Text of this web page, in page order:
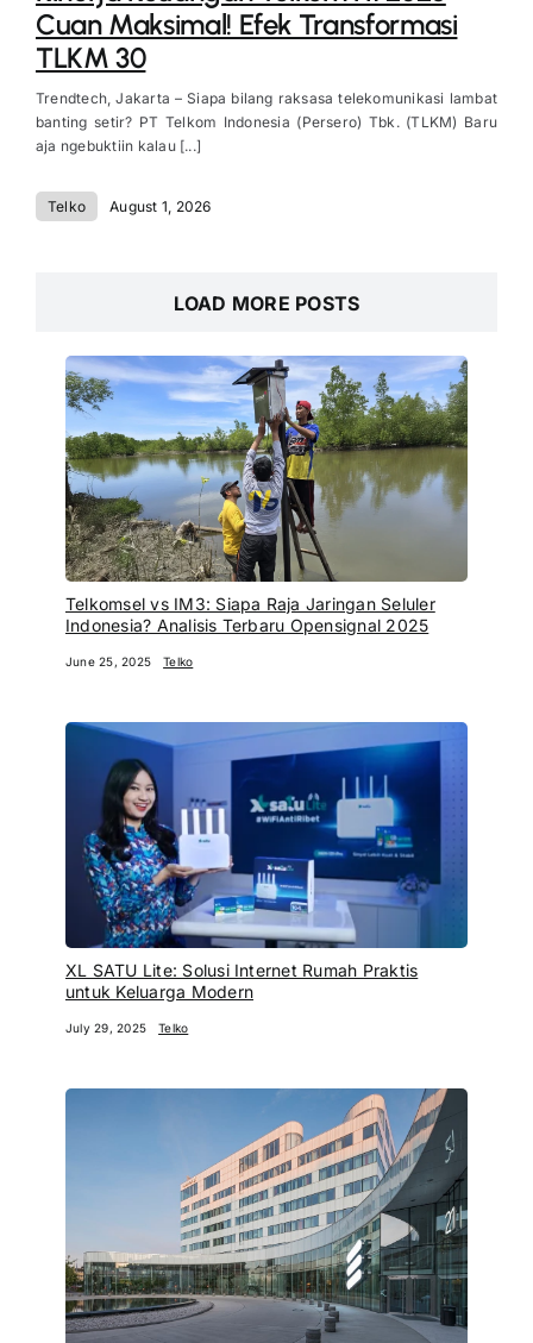
Cuan Maksimal! Efek Transformasi
TLKM 30
Trendtech, Jakarta – Siapa bilang raksasa telekomunikasi lambat
banting setir? PT Telkom Indonesia (Persero) Tbk. (TLKM) Baru
aja ngebuktiin kalau [...]
Telko August 1, 2026
LOAD MORE POSTS
Telkomsel vs IM3: Siapa Raja Jaringan Seluler
Indonesia? Analisis Terbaru Opensignal 2025
June 25, 2025 Telko
XL SATU Lite: Solusi Internet Rumah Praktis
untuk Keluarga Modern
July 29, 2025 Telko